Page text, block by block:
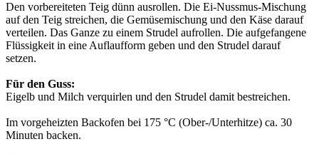
Den vorbereiteten Teig dünn ausrollen. Die Ei-Nussmus-Mischung
auf den Teig streichen, die Gemüsemischung und den Käse darauf
verteilen. Das Ganze zu einem Strudel aufrollen. Die aufgefangene
Flüssigkeit in eine Auflaufform geben und den Strudel darauf
setzen.
Für den Guss:
Eigelb und Milch verquirlen und den Strudel damit bestreichen.
Im vorgeheizten Backofen bei 175 °C (Ober-/Unterhitze) ca. 30
Minuten backen.